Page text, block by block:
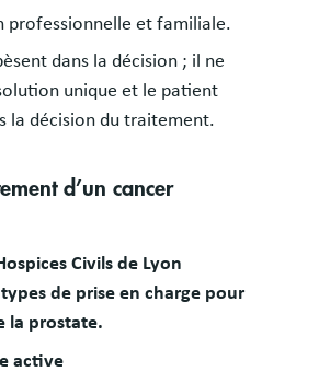
professionnelle et familiale.
dans la décision ; il ne
unique et le patient
la décision du traitement.
d’un cancer
Civils de Lyon
de prise en charge pour
la prostate.
active